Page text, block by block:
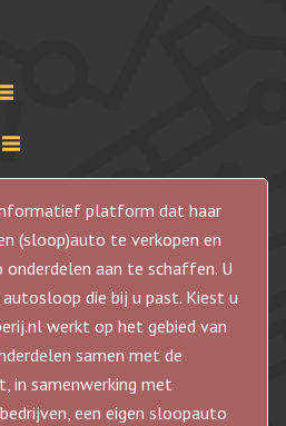
platform dat haar
(sloop)auto te verkopen en
aan te schaffen. U
die bij u past. Kiest u
werkt op het gebied van
samen met de
in samenwerking met
een eigen sloopauto